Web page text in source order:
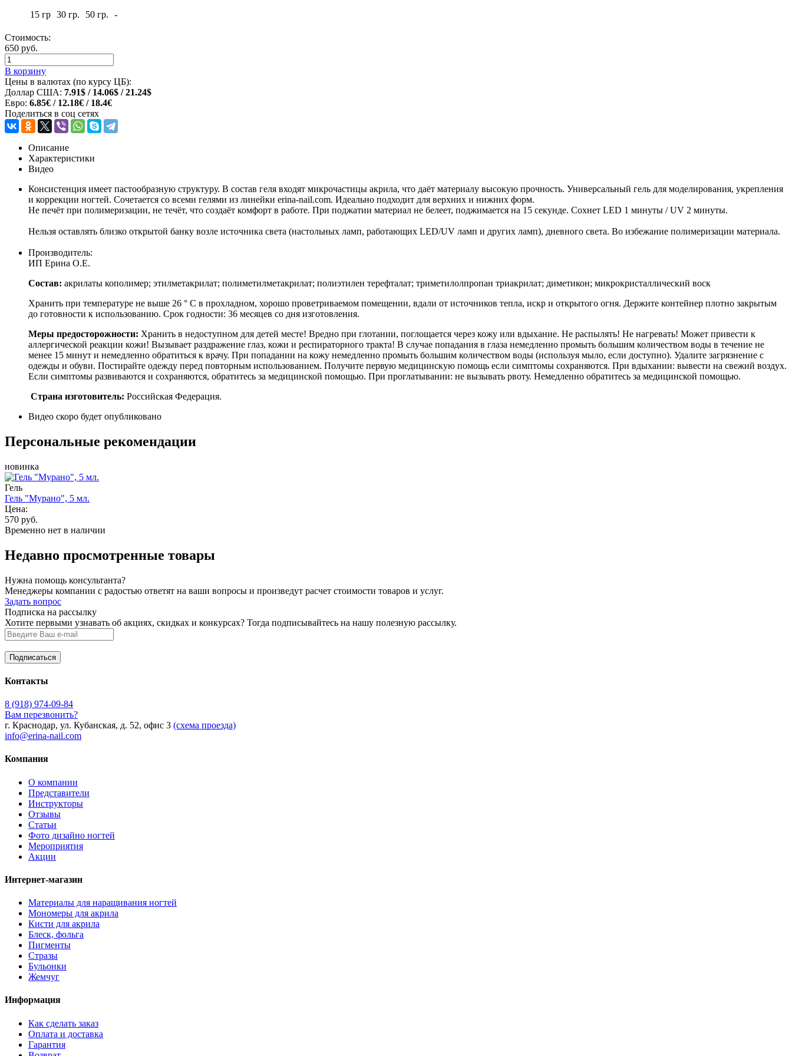
15 гр 30 гр. 50 гр. -
Стоимость:
650 руб.
В корзину
Цены в валютах (по курсу ЦБ):
Доллар США: 7.91$ / 14.06$ / 21.24$
Евро: 6.85€ / 12.18€ / 18.4€
Поделиться в соц сетях
Описание
Характеристики
Видео
Консистенция имеет пастообразную структуру. В состав геля входят микрочастицы акрила, что даёт материалу высокую прочность. Универсальный гель для моделирования, укрепления
и коррекции ногтей. Сочетается со всеми гелями из линейки erina-nail.com. Идеально подходит для верхних и нижних форм.
Не печёт при полимеризации, не течёт, что создаёт комфорт в работе. При поджатии материал не белеет, поджимается на 15 секунде. Сохнет LED 1 минуты / UV 2 минуты.
Нельзя оставлять близко открытой банку возле источника света (настольных ламп, работающих LED/UV ламп и других ламп), дневного света. Во избежание полимеризации материала.
Производитель:
ИП Ерина О.Е.
Состав: акрилаты кополимер; этилметакрилат; полиметилметакрилат; полиэтилен терефталат; триметилолпропан триакрилат; диметикон; микрокристаллический воск
Хранить при температуре не выше 26 ° C в прохладном, хорошо проветриваемом помещении, вдали от источников тепла, искр и открытого огня. Держите контейнер плотно закрытым
до готовности к использованию. Срок годности: 36 месяцев со дня изготовления.
Меры предосторожности: Хранить в недоступном для детей месте! Вредно при глотании, поглощается через кожу или вдыхание. Не распылять! Не нагревать! Может привести к
аллергической реакции кожи! Вызывает раздражение глаз, кожи и респираторного тракта! В случае попадания в глаза немедленно промыть большим количеством воды в течение не
менее 15 минут и немедленно обратиться к врачу. При попадании на кожу немедленно промыть большим количеством воды (используя мыло, если доступно). Удалите загрязнение с
одежды и обуви. Постирайте одежду перед повторным использованием. Получите первую медицинскую помощь если симптомы сохраняются. При вдыхании: вывести на свежий воздух.
Если симптомы развиваются и сохраняются, обратитесь за медицинской помощью. При проглатывании: не вызывать рвоту. Немедленно обратитесь за медицинской помощью.
Страна изготовитель: Российская Федерация.
Видео скоро будет опубликовано
Персональные рекомендации
новинка
Гель
Гель "Мурано", 5 мл.
Цена:
570 руб.
Временно нет в наличии
Недавно просмотренные товары
Нужна помощь консультанта?
Менеджеры компании с радостью ответят на ваши вопросы и произведут расчет стоимости товаров и услуг.
Задать вопрос
Подписка на рассылку
Хотите первыми узнавать об акциях, скидках и конкурсах? Тогда подписывайтесь на нашу полезную рассылку.
Контакты
8 (918) 974-09-84
Вам перезвонить?
г. Краснодар, ул. Кубанская, д. 52, офис 3 (схема проезда)
info@erina-nail.com
Компания
О компании
Представители
Инструкторы
Отзывы
Статьи
Фото дизайно ногтей
Мероприятия
Акции
Интернет-магазин
Материалы для наращивания ногтей
Мономеры для акрила
Кисти для акрила
Блеск, фольга
Пигменты
Стразы
Бульонки
Жемчуг
Информация
Как сделать заказ
Оплата и доставка
Гарантия